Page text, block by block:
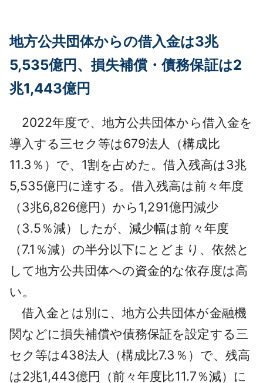
地方公共団体からの借入金は3兆
5,535億円、損失補償・債務保証は2
兆1,443億円
2022年度で、地方公共団体から借入金を
導入する三セク等は679法人（構成比
11.3％）で、1割を占めた。借入残高は3兆
5,535億円に達する。借入残高は前々年度
（3兆6,826億円）から1,291億円減少
（3.5％減）したが、減少幅は前々年度
（7.1％減）の半分以下にとどまり、依然と
して地方公共団体への資金的な依存度は高
い。
借入金とは別に、地方公共団体が金融機
関などに損失補償や債務保証を設定する三
セク等は438法人（構成比7.3％）で、残高
は2兆1,443億円（前々年度比11.7％減）に